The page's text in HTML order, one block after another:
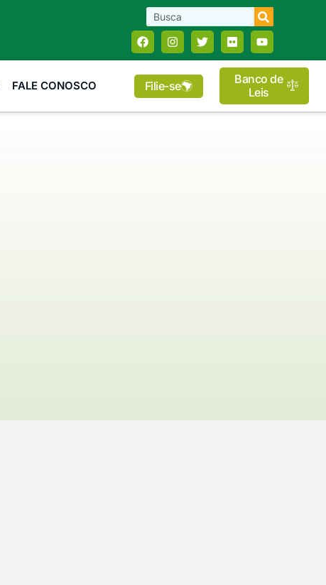
FALE CONOSCO Filie-se
Banco de
Leis